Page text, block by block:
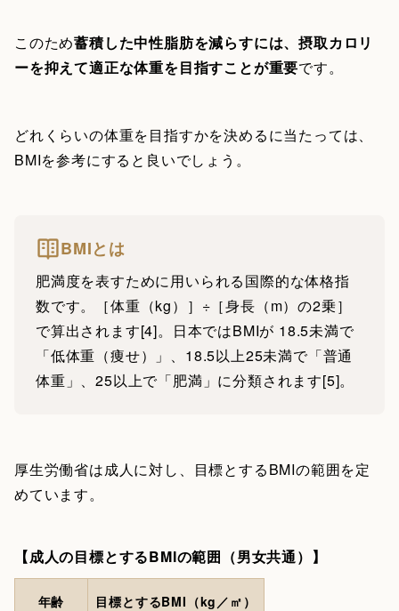
このため蓄積した中性脂肪を減らすには、摂取カロリ
ーを抑えて適正な体重を目指すことが重要です。
どれくらいの体重を目指すかを決めるに当たっては、
BMIを参考にすると良いでしょう。
BMIとは
肥満度を表すために用いられる国際的な体格指
数です。［体重（kg）］÷［身長（m）の2乗］
で算出されます[4]。日本ではBMIが 18.5未満で
「低体重（痩せ）」、18.5以上25未満で「普通
体重」、25以上で「肥満」に分類されます[5]。
厚生労働省は成人に対し、目標とするBMIの範囲を定
めています。
【成人の目標とするBMIの範囲（男女共通）】
年齢 目標とするBMI（kg／㎡）